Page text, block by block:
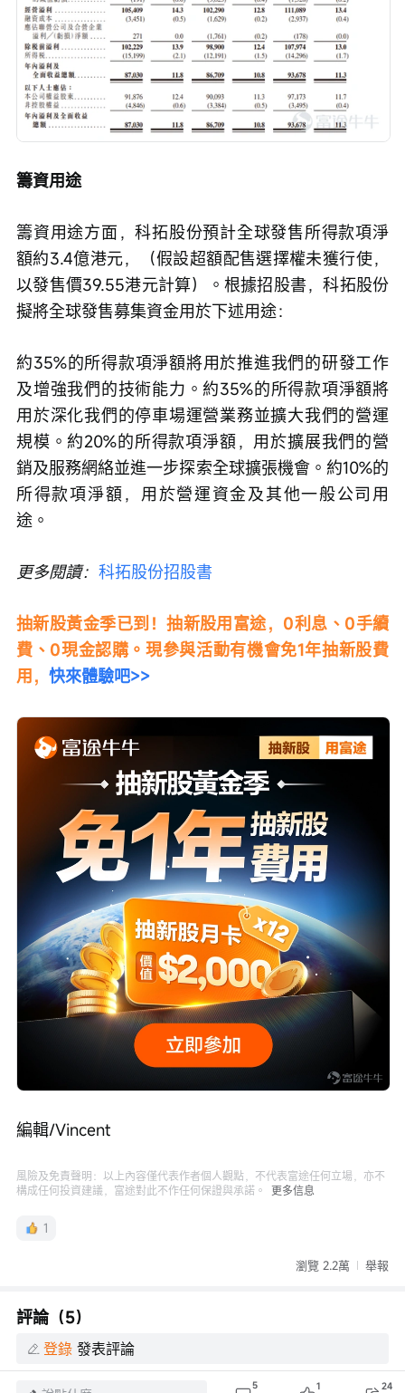
籌資用途
籌資用途方面，科拓股份預計全球發售所得款項淨
額約3.4億港元，（假設超額配售選擇權未獲行使，
以發售價39.55港元計算）。根據招股書，科拓股份
擬將全球發售募集資金用於下述用途：
約35%的所得款項淨額將用於推進我們的研發工作
及增強我們的技術能力。約35%的所得款項淨額將
用於深化我們的停車場運營業務並擴大我們的營運
規模。約20%的所得款項淨額，用於擴展我們的營
銷及服務網絡並進一步探索全球擴張機會。約10%的
所得款項淨額，用於營運資金及其他一般公司用
途。
更多閱讀： 科拓股份招股書
抽新股黃金季已到！抽新股用富途，0利息、0手續
費、0現金認購。現參與活動有機會免1年抽新股費
用， 快來體驗吧>>
編輯/Vincent
風險及免責聲明：以上內容僅代表作者個人觀點，不代表富途任何立場，亦不
構成任何投資建議，富途對此不作任何保證與承諾。
更多信息
1
瀏覽 2.2萬 舉報
評論（5）
登錄 發表評論
5 1 24